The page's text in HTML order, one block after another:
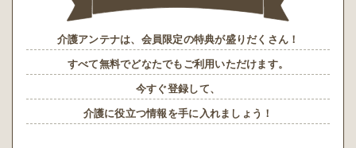
介護アンテナは、会員限定の特典が盛りだくさん！
すべて無料でどなたでもご利用いただけます。
今すぐ登録して、
介護に役立つ情報を手に入れましょう！